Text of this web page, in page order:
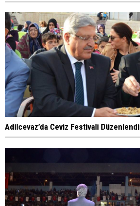
Adilcevaz’da Ceviz Festivali Düzenlendi